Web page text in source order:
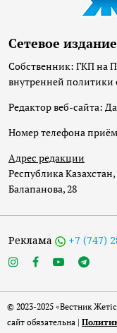
Сетевое
Собственник: ГКП на
внутренней политики
Редактор веб-сайта:
Номер телефона
Адрес редакции
Республика
Балапанова, 28
Реклама +7 (747)
© 2023-2025 «Вестник
сайт обязательна |